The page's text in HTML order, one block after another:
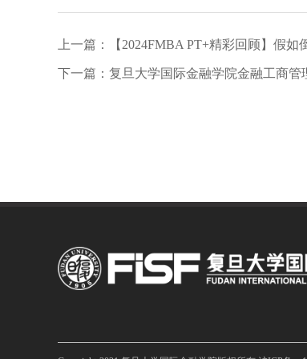
上一篇：【2024FMBA PT+精彩回顾】假
下一篇：复旦大学国际金融学院金融工商